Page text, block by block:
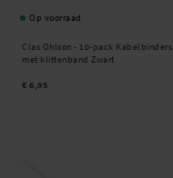
Op voorraad
Clas Ohlson - 10-pack Kabelbinders
met klittenband Zwart
€ 6,95